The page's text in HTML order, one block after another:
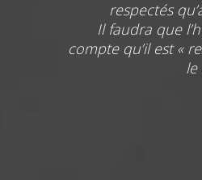
respectés
Il faudra que
compte qu’il est «
le